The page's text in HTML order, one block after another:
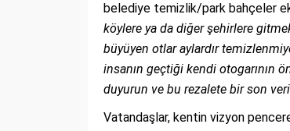
belediye temizlik/park bahçeler
köylere ya da diğer şehirlere
büyüyen otlar aylardır
insanın geçtiği kendi otogarının
duyurun ve bu rezalete bir son
Vatandaşlar, kentin vizyon